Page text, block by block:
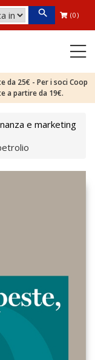
(0)
da 25€ - Per i soci Coop
a partire da 19€.
e marketing